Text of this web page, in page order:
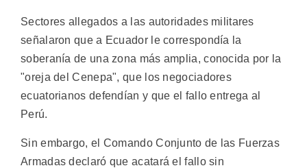
Sectores allegados a las autoridades militares
señalaron que a Ecuador le correspondía la
soberanía de una zona más amplia, conocida por la
"oreja del Cenepa", que los negociadores
ecuatorianos defendían y que el fallo entrega al
Perú.
Sin embargo, el Comando Conjunto de las Fuerzas
Armadas declaró que acatará el fallo sin